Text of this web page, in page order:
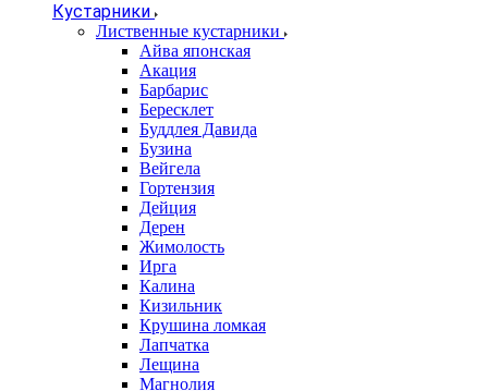
Кустарники
Лиственные кустарники
Айва японская
Акация
Барбарис
Бересклет
Буддлея Давида
Бузина
Вейгела
Гортензия
Дейция
Дерен
Жимолость
Ирга
Калина
Кизильник
Крушина ломкая
Лапчатка
Лещина
Магнолия